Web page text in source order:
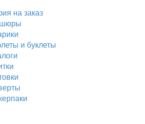
на заказ
и буклеты